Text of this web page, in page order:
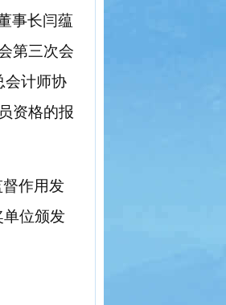
事长闫蕴
第三次会
会计师协
资格的报
作用发
单位颁发